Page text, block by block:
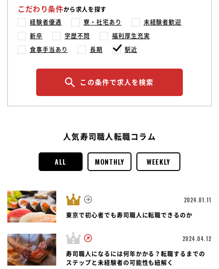
こだわり条件から求人を探す
経験者優遇 寮・社宅あり 未経験者歓迎
新卒 学歴不問 福利厚生充実
食事手当あり 長期 駅近
この条件で求人を検索
人気寿司職人転職コラム
ALL MONTHLY WEEKLY
2024.01.11
東京で初心者でも寿司職人に転職できるのか
2024.04.12
寿司職人になるには何年かかる？転職するまでの
ステップと未経験者の可能性も紐解く